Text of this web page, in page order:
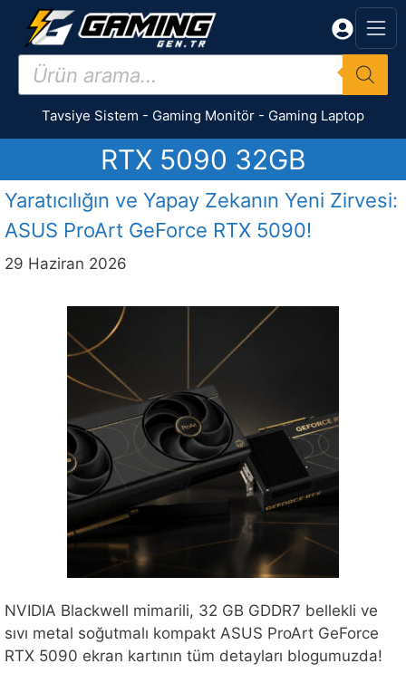
İçeriğe
Products
search
Tavsiye Sistem - Gaming Monitör - Gaming Laptop
RTX 5090 32GB
Yaratıcılığın ve Yapay Zekanın Yeni Zirvesi:
ASUS ProArt GeForce RTX 5090!
29 Haziran 2026
NVIDIA Blackwell mimarili, 32 GB GDDR7 bellekli ve
sıvı metal soğutmalı kompakt ASUS ProArt GeForce
RTX 5090 ekran kartının tüm detayları blogumuzda!